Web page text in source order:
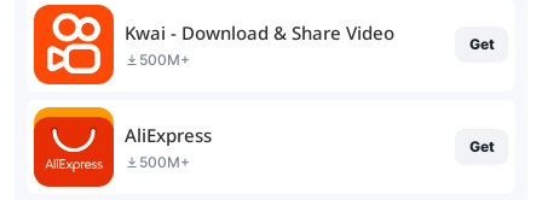
Kwai - Download & Share Video
500M+
Get
AliExpress
500M+
Get